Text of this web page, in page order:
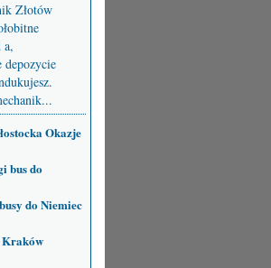
Złotów
a,
depozycie
Okazje
bus do
do Niemiec